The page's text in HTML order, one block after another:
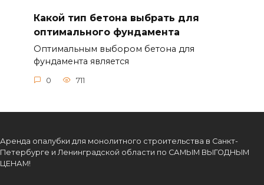
Какой тип бетона выбрать для
оптимального фундамента
Оптимальным выбором бетона для
фундамента является
0 711
Аренда опалубки для монолитного строительства в Санкт-
Петербурге и Ленинградской области по САМЫМ ВЫГОДНЫМ
ЦЕНАМ!